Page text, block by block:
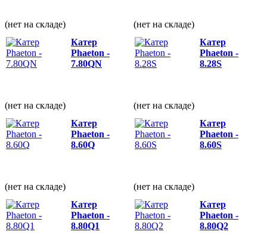
(нет на складе)
(нет на складе)
Катер
Phaeton -
7.80QN
(нет на складе)
Катер
Phaeton -
8.28S
(нет на складе)
Катер
Phaeton -
8.60Q
(нет на складе)
Катер
Phaeton -
8.60S
(нет на складе)
Катер
Phaeton -
8.80Q1
Катер
Phaeton -
8.80Q2